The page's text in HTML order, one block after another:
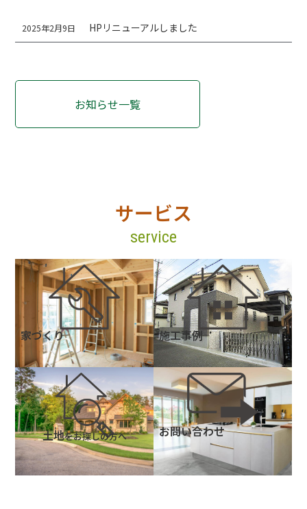
2025年2月9日 HPリニューアルしました
お知らせ一覧
サービス
service
家づくり 施工事例
土地をお探しの方へ お問い合わせ